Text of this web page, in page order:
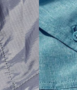
13 5/8
13 7/8
14 1/8
15 5/8
15 1/8